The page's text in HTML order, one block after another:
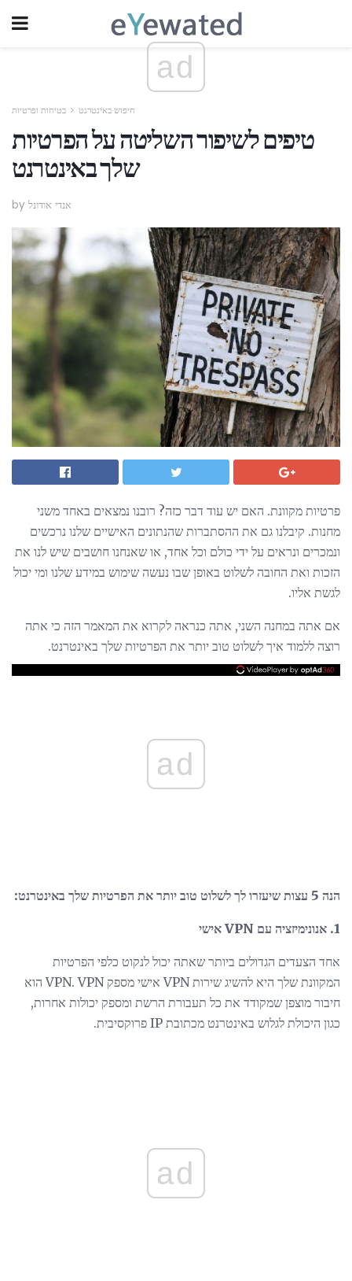
ad
חיפוש באינטרנט בטיחות ופרטיות
טיפים לשיפור השליטה על הפרטיות
שלך באינטרנט
by אנדי אודונל
פרטיות מקוונת. האם יש עוד דבר כזה? רובנו נמצאים באחד משני
מחנות. קיבלנו גם את ההסתברות שהנתונים האישיים שלנו נרכשים
ונמכרים ונראים על ידי כולם וכל אחד, או שאנחנו חושבים שיש לנו את
הזכות ואת החובה לשלוט באופן שבו נעשה שימוש במידע שלנו ומי יכול
לגשת אליו.
אם אתה במחנה השני, אתה כנראה לקרוא את המאמר הזה כי אתה
רוצה ללמוד איך לשלוט טוב יותר את הפרטיות שלך באינטרנט.
ad
הנה 5 עצות שיעזרו לך לשלוט טוב יותר את הפרטיות שלך באינטרנט:
1. אנונימיזציה עם VPN אישי
אחד הצעדים הגדולים ביותר שאתה יכול לנקוט כלפי הפרטיות
המקוונת שלך היא להשיג שירות VPN אישי מספק VPN. VPN הוא
חיבור מוצפן שמקודד את כל תעבורת הרשת ומספק יכולות אחרות,
כגון היכולת לגלוש באינטרנט מכתובת IP פרוקסיבית.
ad